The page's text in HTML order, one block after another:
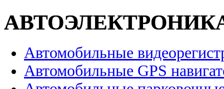
Автомобильные
Автомобильные GPS